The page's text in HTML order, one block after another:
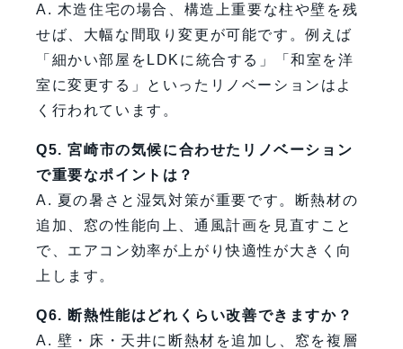
A. 木造住宅の場合、構造上重要な柱や壁を残
せば、大幅な間取り変更が可能です。例えば
「細かい部屋をLDKに統合する」「和室を洋
室に変更する」といったリノベーションはよ
く行われています。
Q5. 宮崎市の気候に合わせたリノベーション
で重要なポイントは？
A. 夏の暑さと湿気対策が重要です。断熱材の
追加、窓の性能向上、通風計画を見直すこと
で、エアコン効率が上がり快適性が大きく向
上します。
Q6. 断熱性能はどれくらい改善できますか？
A. 壁・床・天井に断熱材を追加し、窓を複層